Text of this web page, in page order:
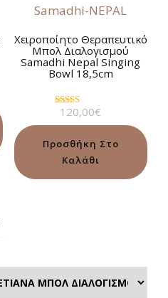
Χειροποίητο Θεραπευτικό
Μπολ Διαλογισμού
Samadhi Nepal Singing
Bowl 18,5cm
Βαθμολογήθηκε
από 5
120,00€
Προσθήκη Στο
Καλάθι